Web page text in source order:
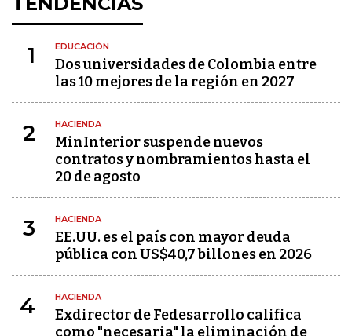
1 EDUCACIÓN
Dos universidades de Colombia entre
las 10 mejores de la región en 2027
2 HACIENDA
MinInterior suspende nuevos
contratos y nombramientos hasta el
20 de agosto
3 HACIENDA
EE.UU. es el país con mayor deuda
pública con US$40,7 billones en 2026
4 HACIENDA
Exdirector de Fedesarrollo califica
como "necesaria" la eliminación de